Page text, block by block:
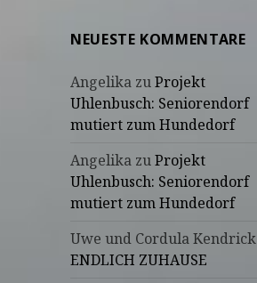
NEUESTE KOMMENTARE
Angelika zuProjekt
Uhlenbusch: Seniorendorf
mutiert zum Hundedorf
Angelika zuProjekt
Uhlenbusch: Seniorendorf
mutiert zum Hundedorf
Uwe und Cordula Kendrick
ENDLICH ZUHAUSE